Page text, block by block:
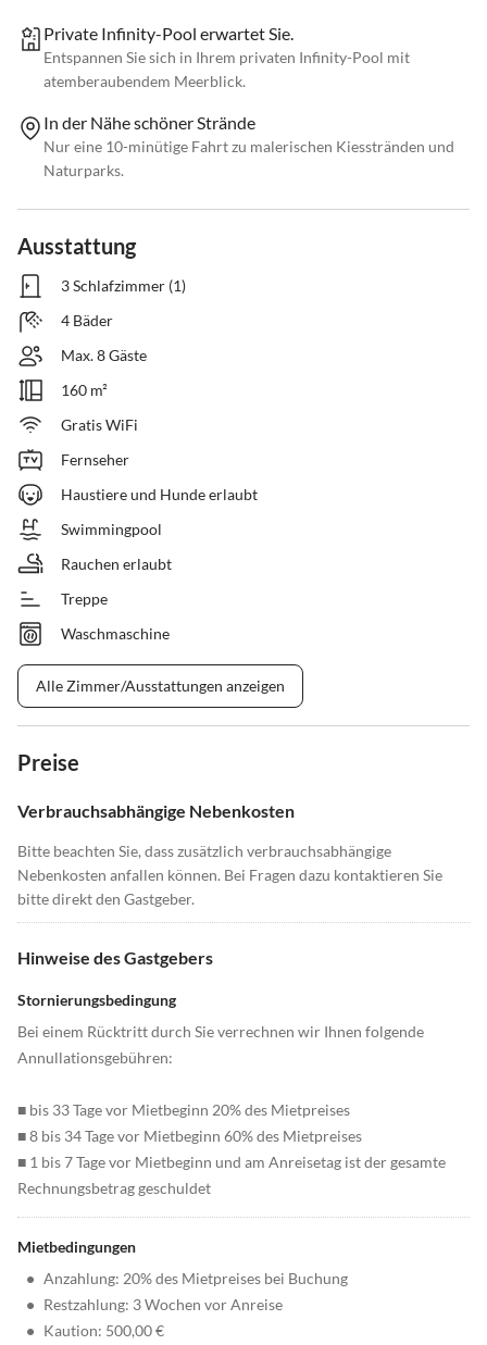
Private Infinity-Pool erwartet Sie.
Entspannen Sie sich in Ihrem privaten Infinity-Pool mit
atemberaubendem Meerblick.
In der Nähe schöner Strände
Nur eine 10-minütige Fahrt zu malerischen Kiesstränden und
Naturparks.
Ausstattung
3 Schlafzimmer (1)
4 Bäder
Max. 8 Gäste
160 m²
Gratis WiFi
Fernseher
Haustiere und Hunde erlaubt
Swimmingpool
Rauchen erlaubt
Treppe
Waschmaschine
Alle Zimmer/Ausstattungen anzeigen
Preise
Verbrauchsabhängige Nebenkosten
Bitte beachten Sie, dass zusätzlich verbrauchsabhängige
Nebenkosten anfallen können. Bei Fragen dazu kontaktieren Sie
bitte direkt den Gastgeber.
Hinweise des Gastgebers
Stornierungsbedingung
Bei einem Rücktritt durch Sie verrechnen wir Ihnen folgende
Annullationsgebühren:
■ bis 33 Tage vor Mietbeginn 20% des Mietpreises
■ 8 bis 34 Tage vor Mietbeginn 60% des Mietpreises
■ 1 bis 7 Tage vor Mietbeginn und am Anreisetag ist der gesamte
Rechnungsbetrag geschuldet
Mietbedingungen
• Anzahlung: 20% des Mietpreises bei Buchung
• Restzahlung: 3 Wochen vor Anreise
• Kaution: 500,00 €